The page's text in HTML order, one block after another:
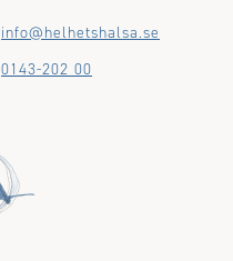
info@helhetshalsa.se
0143-202 00